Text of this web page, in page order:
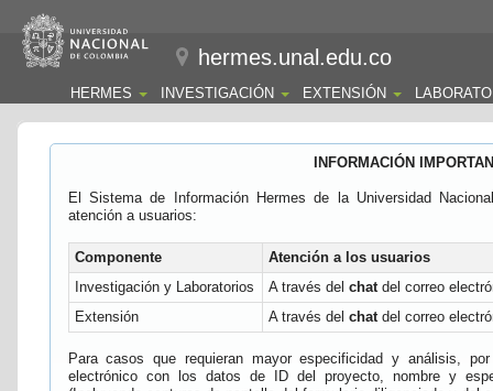
hermes.unal.edu.co
HERMES INVESTIGACIÓN EXTENSIÓN
INFORMACIÓN
El Sistema de Información Hermes de la Universidad
atención a usuarios:
Componente
Atención a los usuarios
Investigación y Laboratorios
A través del chatdel correo
Extensión
A través del chatdel correo
Para casos que requieran mayor especificidad y análisis,
electrónico con los datos de ID del proyecto, nombre y